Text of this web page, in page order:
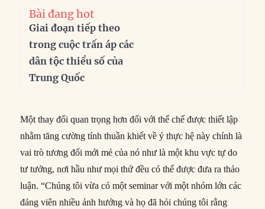
Bài đang hot
Giai đoạn tiếp theo
trong cuộc trấn áp các
dân tộc thiểu số của
Trung Quốc
Một thay đổi quan trọng hơn đối với thể chế được thiết lập
nhằm tăng cường tính thuần khiết về ý thực hệ này chính là
vai trò tương đối mới mẻ của nó như là một khu vực tự do
tư tưởng, nơi hầu như mọi thứ đều có thể được đưa ra thảo
luận. “Chúng tôi vừa có một seminar với một nhóm lớn các
đảng viên nhiều ảnh hưởng và họ đã hỏi chúng tôi rằng